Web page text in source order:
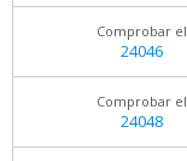
Comprobar el
24046
Comprobar el
24048